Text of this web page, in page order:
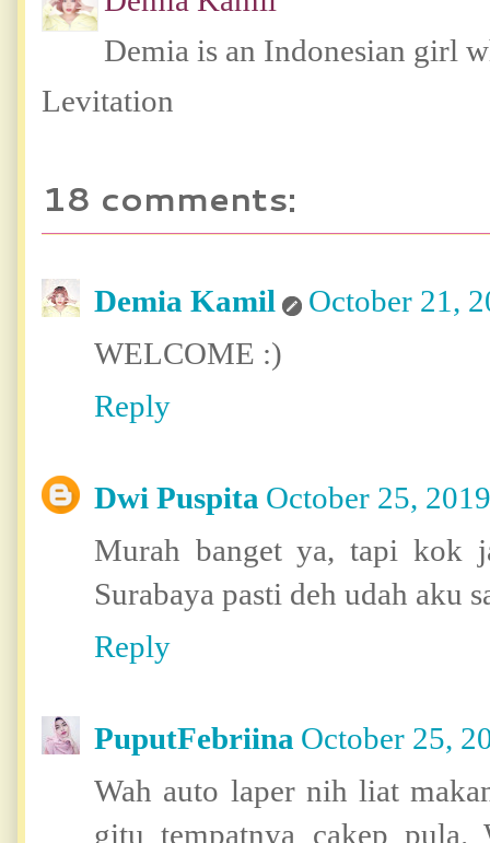
Demia is an Indonesian girl
Levitation
18 comments:
Demia Kamil
October 21,
WELCOME :)
Reply
Dwi Puspita October 25,
Murah banget ya, tapi kok
Surabaya pasti deh udah aku
Reply
PuputFebriina October 25,
Wah auto laper nih liat
gitu tempatnya cakep